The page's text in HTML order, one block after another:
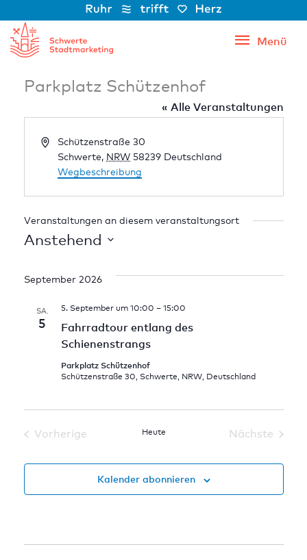
Inhalt
springen
Menü
Menü
Parkplatz Schützenhof
« Alle Veranstaltungen
AdresseSchützenstraße 30
Schwerte, NRW 58239 Deutschland
Wegbeschreibung
Veranstaltungen an diesem veranstaltungsort
Anstehend
wählen.
September 2026
SA.
5
Fahrradtour entlang des
Schienenstrangs
5. September um 10:00 – 15:00
Parkplatz Schützenhof
Schützenstraße 30, Schwerte, NRW, Deutschland
Vorherige
Heute
Nächste
Kalender abonnieren